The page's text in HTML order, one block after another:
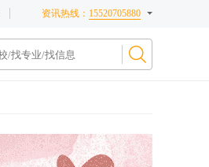
资讯热线： 15520705880